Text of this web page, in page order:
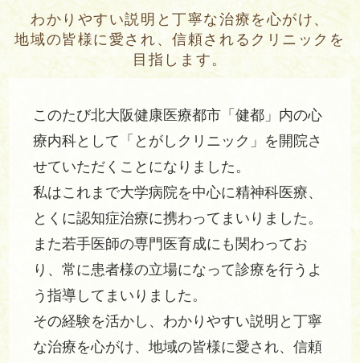
わかりやすい説明と丁寧な治療を心がけ、
地域の皆様に愛され、信頼されるクリニックを
目指します。
このたび北大阪健康医療都市「健都」内の心
療内科として「とがしクリニック」を開院さ
せていただくことになりました。
私はこれまで大学病院を中心に精神科医療、
とくに認知症治療に携わってまいりました。
また若手医師の専門医育成にも関わってお
り、常に患者様の立場になって診療を行うよ
う指導してまいりました。
その経験を活かし、わかりやすい説明と丁寧
な治療を心がけ、地域の皆様に愛され、信頼